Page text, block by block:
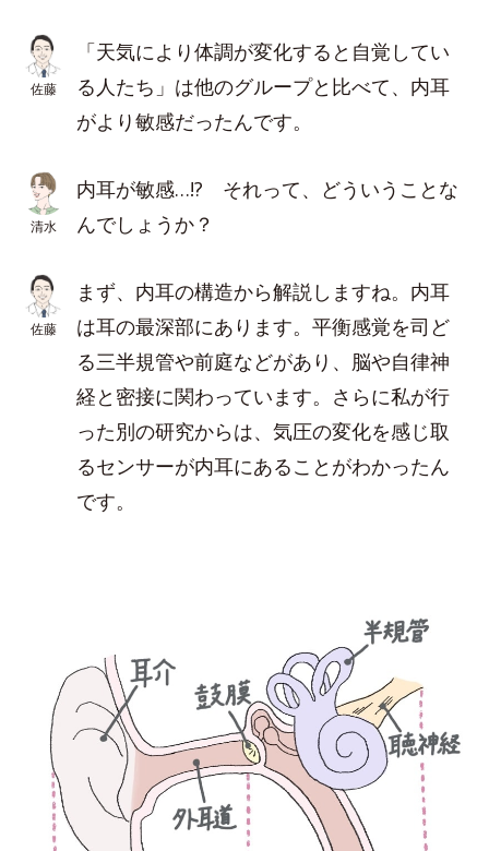
佐藤
「天気により体調が変化すると自覚してい
る人たち」は他のグループと比べて、内耳
がより敏感だったんです。
清水
内耳が敏感…!? それって、どういうことな
んでしょうか？
佐藤
まず、内耳の構造から解説しますね。内耳
は耳の最深部にあります。平衡感覚を司ど
る三半規管や前庭などがあり、脳や自律神
経と密接に関わっています。さらに私が行
った別の研究からは、気圧の変化を感じ取
るセンサーが内耳にあることがわかったん
です。